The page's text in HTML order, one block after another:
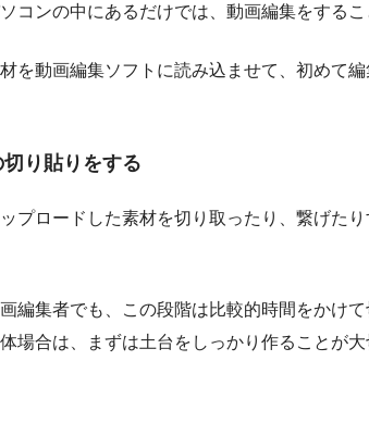
コンの中にあるだけでは、動画編集をするこ
を動画編集ソフトに読み込ませて、初めて編
り貼りをする
プロードした素材を切り取ったり、繋げた
編集者でも、この段階は比較的時間をかけ
場合は、まずは土台をしっかり作ることが大